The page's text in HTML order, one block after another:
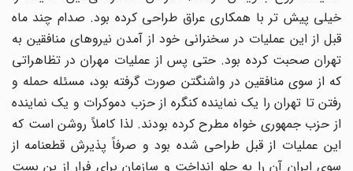
خیلی پیش تر با همکاری عراق طراحی کرده بود. صدام چند ماه
قبل از این عملیات در سخنرانی خود از آمدن نیروهای منافقین به
تهران صحبت کرده بود. حتی پس از عملیات مهران در تظاهراتی
که از سوی منافقین در واشنگتن صورت گرفته بود، مسئله حمله و
رفتن تا تهران را یک نماینده کنگره از حزب دموکرات و یک نماینده
از حزب جمهوری خواه مطرح کرده بودند. لذا کاملاً روشن است که
این عملیات از قبل طراحی شده بود و صرفاً پذیرش قطعنامه از
سوی ایران آن را به جلو انداخت و سازمان برای فرار از بن بست